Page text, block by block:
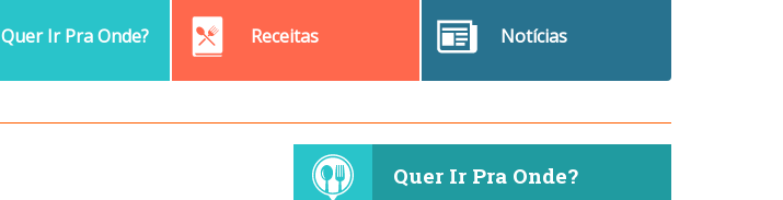
Quer Ir Pra Onde? Receitas Notícias
Quer Ir Pra Onde?